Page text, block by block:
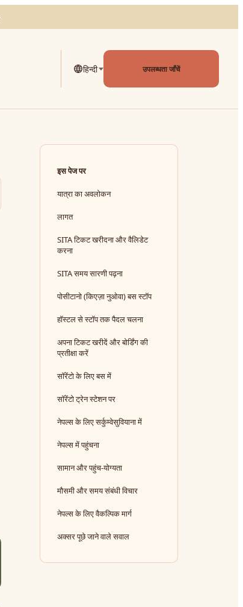
हिन्दी उपलब्धता जाँचें
इस पेज पर
यात्रा का अवलोकन
लागत
SITA टिकट खरीदना और वैलिडेट
करना
SITA समय सारणी पढ़ना
पोसीटानो (किएज़ा नुओवा) बस स्टॉप
हॉस्टल से स्टॉप तक पैदल चलना
अपना टिकट खरीदें और बोर्डिंग की
प्रतीक्षा करें
सॉरेंटो के लिए बस में
सॉरेंटो ट्रेन स्टेशन पर
नेपल्स के लिए सर्कुम्वेसुवियाना में
नेपल्स में पहुंचना
सामान और पहुंच-योग्यता
मौसमी और समय संबंधी विचार
नेपल्स के लिए वैकल्पिक मार्ग
अक्सर पूछे जाने वाले सवाल